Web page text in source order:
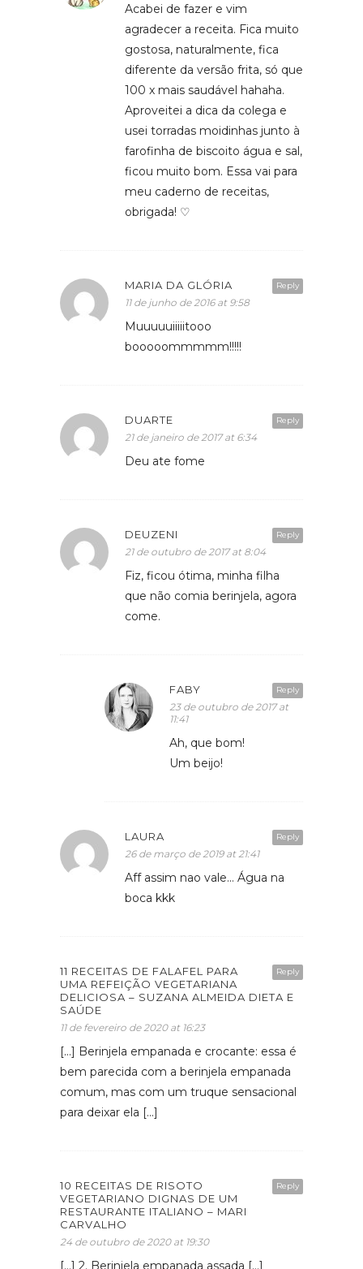
Acabei de fazer e vim
agradecer a receita. Fica muito
gostosa, naturalmente, fica
diferente da versão frita, só que
100 x mais saudável hahaha.
Aproveitei a dica da colega e
usei torradas moidinhas junto à
farofinha de biscoito água e sal,
ficou muito bom. Essa vai para
meu caderno de receitas,
obrigada! ♡
Reply
MARIA DA GLÓRIA
11 de junho de 2016 at 9:58
Muuuuuiiiiitooo
booooommmmm!!!!!
Reply
DUARTE
21 de janeiro de 2017 at 6:34
Deu ate fome
Reply
DEUZENI
21 de outubro de 2017 at 8:04
Fiz, ficou ótima, minha filha
que não comia berinjela, agora
come.
Reply
FABY
23 de outubro de 2017 at
11:41
Ah, que bom!
Um beijo!
Reply
LAURA
26 de março de 2019 at 21:41
Aff assim nao vale… Água na
boca kkk
Reply
11 RECEITAS DE FALAFEL PARA
UMA REFEIÇÃO VEGETARIANA
DELICIOSA – SUZANA ALMEIDA DIETA E
SAÚDE
11 de fevereiro de 2020 at 16:23
[…] Berinjela empanada e crocante: essa é
bem parecida com a berinjela empanada
comum, mas com um truque sensacional
para deixar ela […]
Reply
10 RECEITAS DE RISOTO
VEGETARIANO DIGNAS DE UM
RESTAURANTE ITALIANO – MARI
CARVALHO
24 de outubro de 2020 at 19:30
[…] 2. Berinjela empanada assada […]